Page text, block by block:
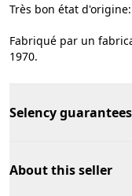
Très bon état
Fabriqué par un
1970.
Selency guarantees
About this seller